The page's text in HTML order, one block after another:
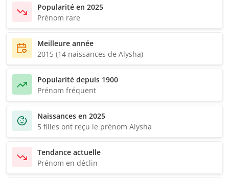
Popularité en 2025
Prénom rare
Meilleure année
2015 (14 naissances de Alysha)
Popularité depuis 1900
Prénom fréquent
Naissances en 2025
5 filles ont reçu le prénom Alysha
Tendance actuelle
Prénom en déclin